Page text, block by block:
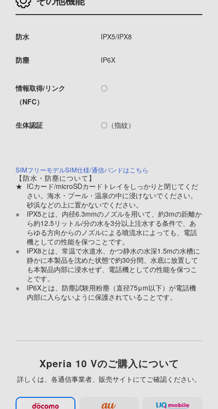
防水 IPX5/IPX8
防塵 IP6X
情報取得/リンク
（NFC）
〇
生体認証 〇（指紋）
SIMフリーモデルSIM仕様/通信バンドはこちら
【防水・防塵について】
★ ICカード/microSDカードトレイをしっかりと閉じてくだ
さい。海水・プール・温泉の中に浸けないでください。
砂浜などの上に置かないでください。
※
IPX5とは、内径6.3mmのノズルを用いて、約3mの距離か
ら約12.5リットル/分の水を3分以上注水する条件で、あ
らゆる方向からのノズルによる噴流水によっても、電話
機としての性能を保つことです。
※
IPX8とは、常温で水道水、かつ静水の水深1.5mの水槽に
静かに本製品を沈めた状態で約30分間、水底に放置して
も本製品内部に浸水せず、電話機としての性能を保つこ
とです。
※
IP6Xとは、防塵試験用粉塵（直径75μm以下）が電話機
内部に入らないように保護されていることです。
Xperia 10 Vのご購入について
詳しくは、各通信事業者、販売サイトにてご確認ください。